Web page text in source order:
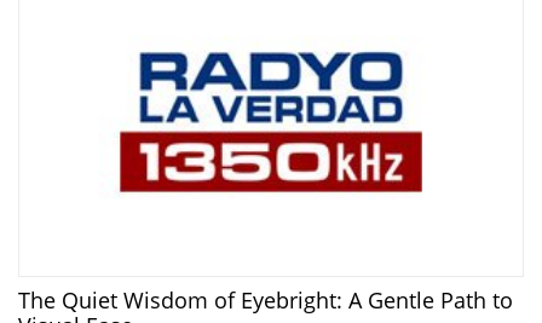
The Quiet Wisdom of Eyebright: A Gentle Path to